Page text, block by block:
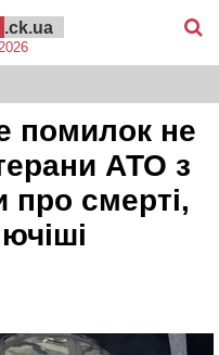
.ck.ua
помилок не
АТО з
про смерті,